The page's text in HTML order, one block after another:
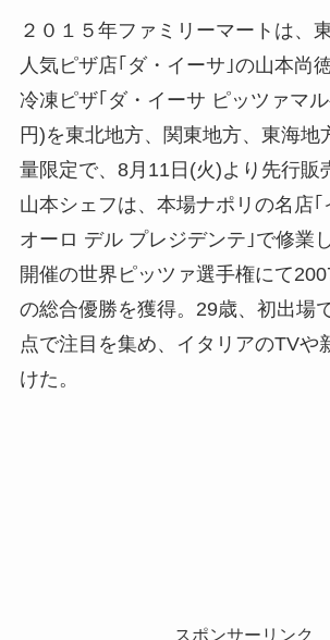
２０１５年ファミリーマートは、
人気ピザ店｢ダ・イーサ｣の山本尚
冷凍ピザ｢ダ・イーサ ピッツァマ
円)を東北地方、関東地方、東海地
量限定で、8月11日(火)より先行販
山本シェフは、本場ナポリの名店｢
オーロ デル プレジデンテ｣で修業
開催の世界ピッツァ選手権にて
の総合優勝を獲得。29歳、初出場
点で注目を集め、イタリアのTVや
けた。
スポンサーリンク